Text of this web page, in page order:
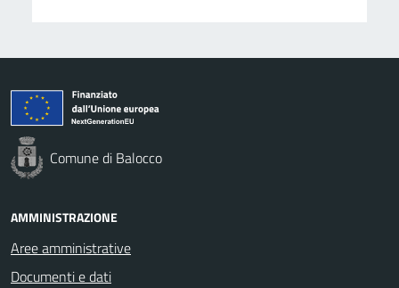
Comune di Balocco
AMMINISTRAZIONE
Aree amministrative
Documenti e dati